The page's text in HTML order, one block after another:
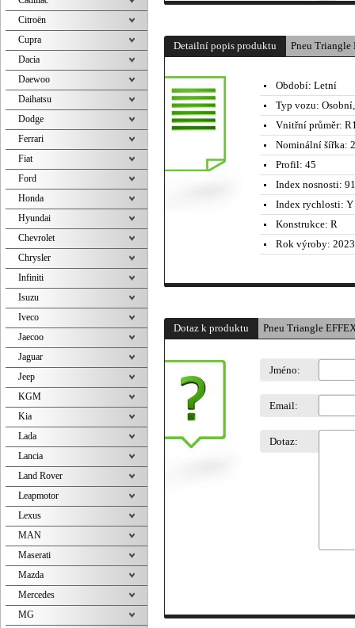
Detailní popis produktu Pneu Triangle
Období: Letní
Typ vozu:
Vnitřní průměr:
Nominální šířka:
Profil: 45
Index nosnosti:
Index rychlosti: Y
Konstrukce: R
Rok výroby:
Dotaz k produktu Pneu Triangle
Jméno:
Email:
Dotaz:
Citroën
Cupra
Dacia
Daewoo
Daihatsu
Dodge
Ferrari
Fiat
Ford
Honda
Hyundai
Chevrolet
Chrysler
Infiniti
Isuzu
Iveco
Jaecoo
Jaguar
Jeep
KGM
Kia
Lada
Lancia
Land Rover
Leapmotor
Lexus
MAN
Maserati
Mazda
Mercedes
MG